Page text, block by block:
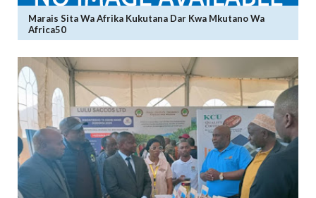
Marais Sita Wa Afrika Kukutana Dar Kwa Mkutano Wa
Africa50